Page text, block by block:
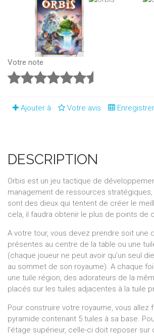
Votre note
Ajouter à Votre avis
DESCRIPTION
Orbis est un jeu tactique de
management de ressources stratégiques,
sont des dieux qui tentent de créer le
cela, il faudra obtenir le plus de points de
A votre tour, vous devez prendre soit une
présentes au centre de la table ou une
(chaque joueur ne peut avoir qu’un seul
au sommet de son royaume). A chaque
une tuile région, des adorateurs de la
placés sur les tuiles adjacentes à la tuile
Pour construire votre royaume, vous allez
pyramide contenant 5 tuiles à sa base.
l'étage supérieur, celle-ci doit reposer sur